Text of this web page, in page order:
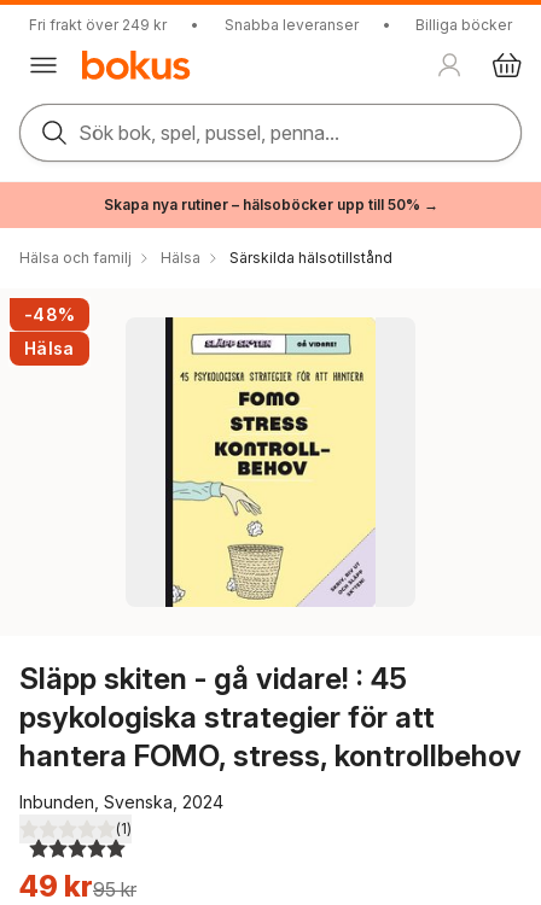
Fri frakt över 249 kr • Snabba leveranser • Billiga böcker
Sök bok, spel, pussel, penna...
Skapa nya rutiner – hälsoböcker upp till 50% →
Hälsa och familj Hälsa Särskilda hälsotillstånd
-48%
Hälsa
Släpp skiten - gå vidare! : 45
psykologiska strategier för att
hantera FOMO, stress, kontrollbehov
Inbunden, Svenska, 2024
5,0utav 5 stjärnor. Totalt antal röster:
(1)
49 kr95 kr